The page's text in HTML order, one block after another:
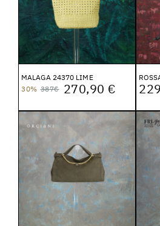
MALAGA 24370 LIME
30% 387€ 270,90 €